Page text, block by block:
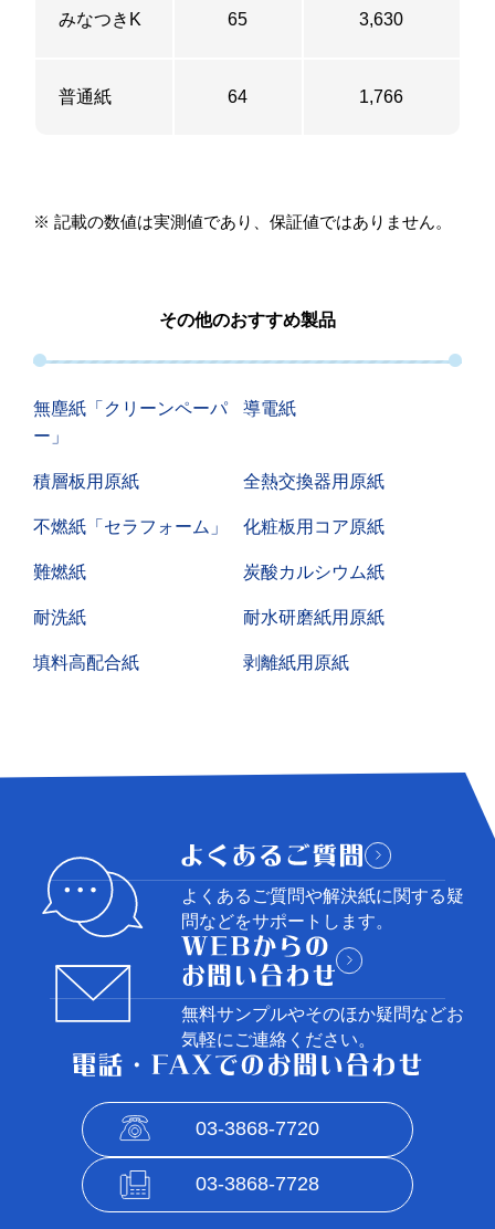
みなつきK 65 3,630
普通紙 64 1,766
※ 記載の数値は実測値であり、保証値ではありません。
その他のおすすめ製品
無塵紙「クリーンペーパ
ー」
導電紙
積層板用原紙 全熱交換器用原紙
不燃紙「セラフォーム」 化粧板用コア原紙
難燃紙 炭酸カルシウム紙
耐洗紙 耐水研磨紙用原紙
填料高配合紙 剥離紙用原紙
よくあるご質問や解決紙に関する疑
問などをサポートします。
無料サンプルやそのほか疑問などお
気軽にご連絡ください。
03-3868-7720
03-3868-7728